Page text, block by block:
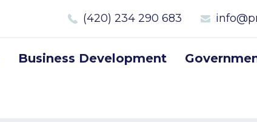
(420) 234 290 683
Business Development